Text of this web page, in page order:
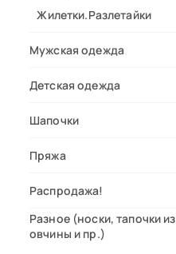
Жилетки.Разлетайки
Мужская одежда
Детская одежда
Шапочки
Пряжа
Распродажа!
Разное (носки, тапочки из
овчины и пр.)